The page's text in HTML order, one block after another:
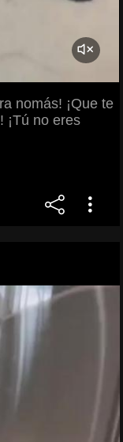
nomás! ¡Que te
¡Tú no eres